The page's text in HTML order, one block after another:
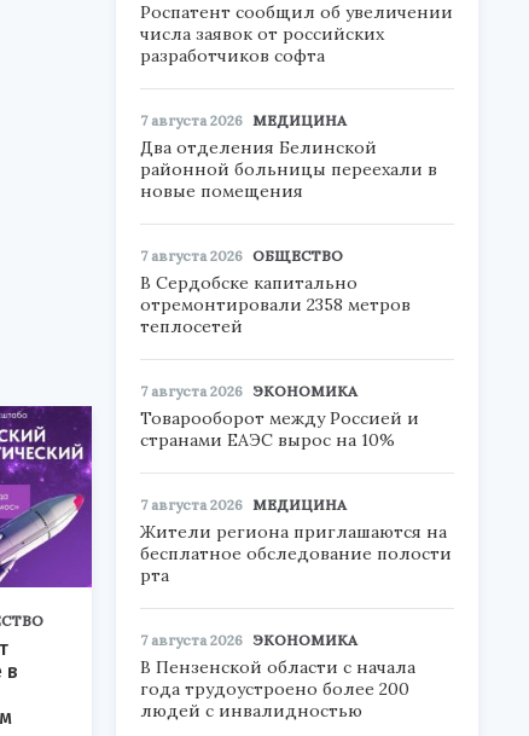
в
Роспатент сообщил об увеличении
числа заявок от российских
разработчиков софта
7 августа 2026 МЕДИЦИНА
Два отделения Белинской
районной больницы переехали в
новые помещения
7 августа 2026 ОБЩЕСТВО
В Сердобске капитально
отремонтировали 2358 метров
теплосетей
7 августа 2026 ЭКОНОМИКА
Товарооборот между Россией и
странами ЕАЭС вырос на 10%
7 августа 2026 МЕДИЦИНА
Жители региона приглашаются на
бесплатное обследование полости
рта
7 августа 2026 ЭКОНОМИКА
В Пензенской области с начала
года трудоустроено более 200
людей с инвалидностью